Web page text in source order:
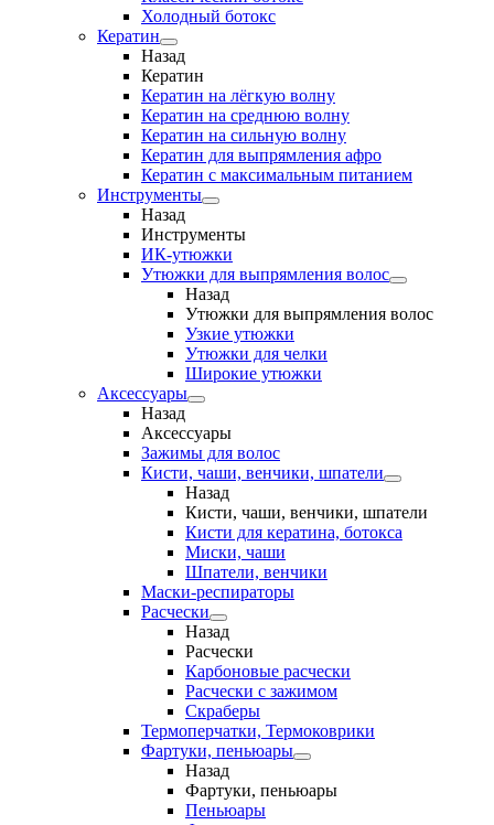
Холодный ботокс
Кератин
Назад
Кератин
Кератин на лёгкую волну
Кератин на среднюю волну
Кератин на сильную волну
Кератин для выпрямления афро
Кератин с максимальным питанием
Инструменты
Назад
Инструменты
ИК-утюжки
Утюжки для выпрямления волос
Назад
Утюжки для выпрямления волос
Узкие утюжки
Утюжки для челки
Широкие утюжки
Аксессуары
Назад
Аксессуары
Зажимы для волос
Кисти, чаши, венчики, шпатели
Назад
Кисти, чаши, венчики, шпатели
Кисти для кератина, ботокса
Миски, чаши
Шпатели, венчики
Маски-респираторы
Расчески
Назад
Расчески
Карбоновые расчески
Расчески с зажимом
Скраберы
Термоперчатки, Термоковрики
Фартуки, пеньюары
Назад
Фартуки, пеньюары
Пеньюары